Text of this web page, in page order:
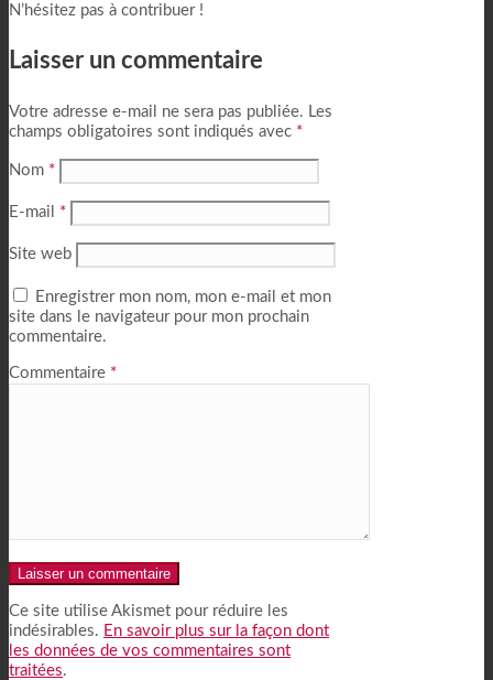
N’hésitez pas à contribuer !
Laisser un commentaire
Votre adresse e-mail ne sera pas publiée. Les
champs obligatoires sont indiqués avec *
Nom *
E-mail *
Site web
Enregistrer mon nom, mon e-mail et mon
site dans le navigateur pour mon prochain
commentaire.
Commentaire *
Alternative:
Ce site utilise Akismet pour réduire les
indésirables. En savoir plus sur la façon dont
les données de vos commentaires sont
traitées.